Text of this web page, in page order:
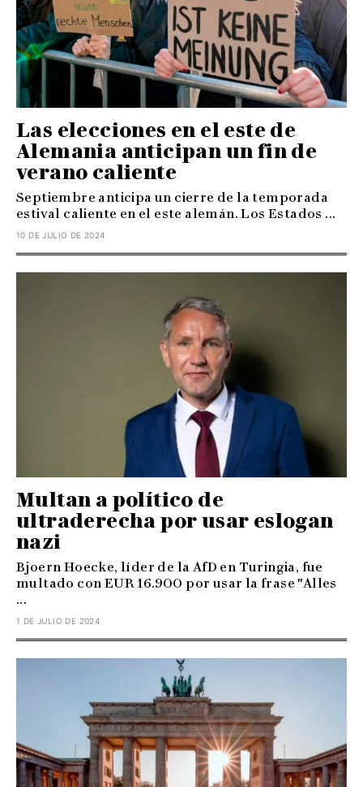
Las elecciones en el este de
Alemania anticipan un fin de
verano caliente
Septiembre anticipa un cierre de la temporada
estival caliente en el este alemán. Los Estados ...
10 DE JULIO DE 2024
Multan a político de
ultraderecha por usar eslogan
nazi
Bjoern Hoecke, líder de la AfD en Turingia, fue
multado con EUR 16.900 por usar la frase "Alles
...
1 DE JULIO DE 2024